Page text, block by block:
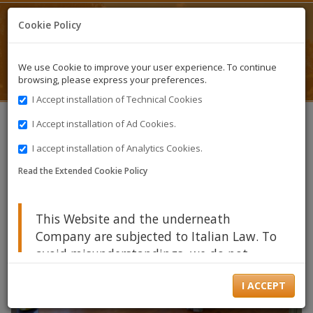
Apartments
Holiday Homes near Pisa
Cookie Policy
We use Cookie to improve your user experience. To continue
browsing, please express your preferences.
I Accept installation of Technical Cookies
I Accept installation of Ad Cookies.
I accept installation of Analytics Cookies.
Read the Extended Cookie Policy
This Website and the underneath
Company are subjected to Italian Law. To
avoid misunderstandings, we do not
translate Legal Notices. You can use
Translate) to translate this document
I ACCEPT